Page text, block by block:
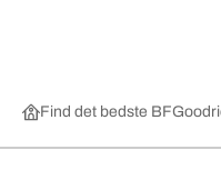
Find det bedste